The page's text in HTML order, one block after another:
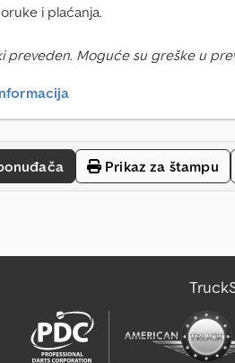
i plaćanja.
preveden. Moguće su greške u
Prikaz za štampu